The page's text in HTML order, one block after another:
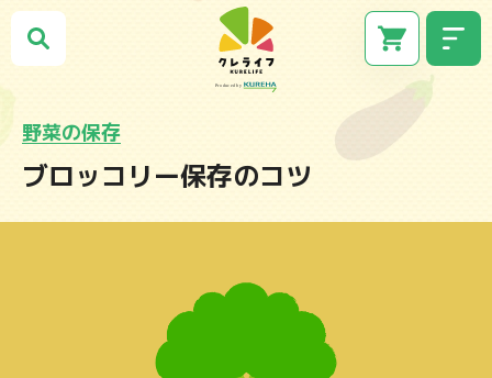
野菜の保存
ブロッコリー保存のコツ